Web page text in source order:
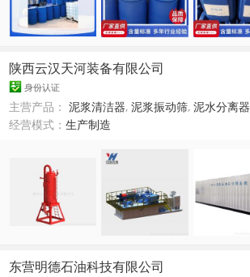
陕西云汉天河装备有限公司
身份认证
主营产品：泥浆清洁器,泥浆振动筛,泥水分离器
经营模式：生产制造
东营明德石油科技有限公司